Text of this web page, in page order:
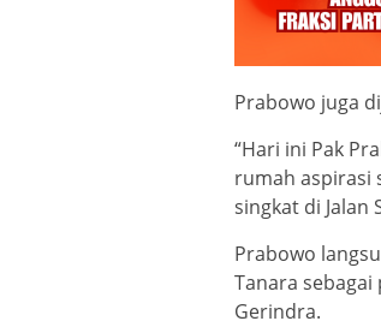
Prabowo juga
“Hari ini Pak
rumah aspirasi
singkat di Jalan
Prabowo
Tanara
Gerindra.